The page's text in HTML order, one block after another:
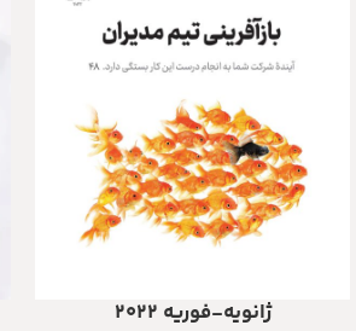
اطلاعات بیشترژانویه-فوریه 2022